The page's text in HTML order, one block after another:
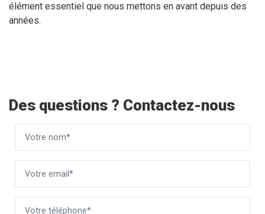
élément essentiel que nous mettons en avant depuis des
années.
Des questions ? Contactez-nous